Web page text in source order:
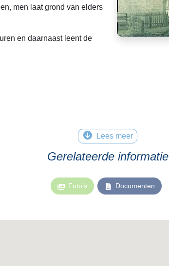
men laat grond van elders
en daarnaast leent de
Lees meer
Gerelateerde informatie
Foto’s Documenten